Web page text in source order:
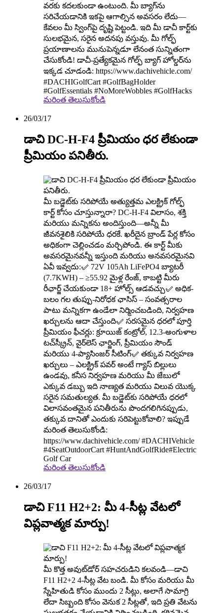
వరకు కదలకుండా ఉంటుంది. మీ బ్యాగ్‌ను
సరిచేయడానికి ఇకపై ఆగాల్సిన అవసరం లేదు—
కేవలం మీ స్వింగ్‌పై దృష్టి పెట్టండి. ఇది మీ డాచీ కార్ట్‌కు
సులభమైన, సరైన అదనపు వస్తువు. మీ గోల్ఫ్
ప్రయాణాలను మునుపెన్నడూ లేనంత సున్నితంగా
చేసుకోండి! డాచీ-ప్రత్యేకమైన గోల్ఫ్ బ్యాగ్ హోల్డర్‌ను
ఇక్కడ చూడండి: https://www.dachivehicle.com/
#DACHIGolfCart #GolfBagHolder
#GolfEssentials #NoMoreWobbles #GolfHacks
మరింత తెలుసుకోండి
26/03/17
డాచి DC-H-F4 ప్రీమియం ధర లేకుండా
ప్రీమియం పనితీరు.
మీ బడ్జెట్‌కు సరిపోయే అత్యుత్తమ ఎలక్ట్రిక్ గోల్ఫ్
కార్ట్ కోసం చూస్తున్నారా? DC-H-F4 విలాసం, శక్తి
మరియు మన్నికను అందిస్తుంది—అన్నీ మీ
జీవనశైలికి సరిపోయే ధరకే. ఖరీదైన బ్రాండ్ పేర్ల కోసం
అధికంగా చెల్లించడం మర్చిపోండి. ఈ కార్ట్ మీకు
అవసరమైనవన్నీ ఇస్తుంది మరియు అనవసరమైనవి
ఏవీ ఇవ్వదు:✅ 72V 105Ah LiFePO4 బ్యాటరీ
(7.7KWH) – ≥55.92 మైళ్ల రేంజ్, కాబట్టి మీరు
రీఛార్జ్ చేయకుండా 18+ హోల్స్ ఆడవచ్చు✅ అధిక-
బలం గల తుప్పు-నిరోధక ఛాసిస్ – సంవత్సరాల
పాటు మన్నికగా ఉండేలా నిర్మించబడింది, నిర్వహణ
ఖర్చులను ఆదా చేస్తుంది✅ సరసమైన ధరలో పూర్తి
ప్రీమియం ఫీచర్లు: క్రూయిజ్ కంట్రోల్, 12.3-అంగుళాల
టచ్‌స్క్రీన్, వైర్‌లెస్ ఛార్జింగ్, ప్రీమియం సౌండ్
మరియు 4-ప్యాసింజర్ సీటింగ్✅ తక్కువ నిర్వహణ
ఖర్చులు – ఎలక్ట్రిక్ పవర్ అంటే గ్యాస్ బిల్లులు
ఉండవు, కనీస నిర్వహణ మరియు మీ జేబులో
ఎక్కువ డబ్బు ఇది నాణ్యత మరియు విలువ యొక్క
సరైన సమతుల్యత. మీ బడ్జెట్‌కు సరిపోయే ధరలో
విలాసవంతమైన పనితీరును పొందగలిగినప్పుడు,
తక్కువ దానితో ఎందుకు సరిపెట్టుకోవాలి? ఇప్పుడే
మరింత తెలుసుకోండి:
https://www.dachivehicle.com/ #DACHIVehicle
#4SeatOutdoorCart #HuntAndGolfRide#Electric
Golf Car
మరింత తెలుసుకోండి
26/03/17
డాచి F11 H2+2: మీ 4-సీట్ల వేటలో
విప్లవాత్మక మార్పు!
మీ కొత్త అవుట్‌డోర్ సహచరుడిని కలవండి—డాచి
F11 H2+2 4-సీట్ల వేట బండి. మీ కోసం మరియు మీ
స్నేహితుడి కోసం ముందు 2 సీట్లు, అలాగే సామాగ్రి
లేదా సిబ్బంది కోసం వెనుక 2 సీట్లతో, ఇది ప్రతి వేటను